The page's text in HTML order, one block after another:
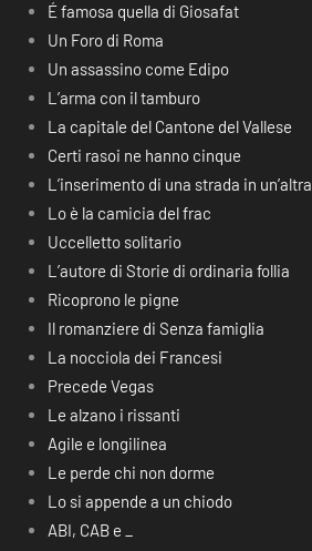
É famosa quella di Giosafat
Un Foro di Roma
Un assassino come Edipo
L’arma con il tamburo
La capitale del Cantone del Vallese
Certi rasoi ne hanno cinque
L’inserimento di una strada in un’altra
Lo è la camicia del frac
Uccelletto solitario
L’autore di Storie di ordinaria follia
Ricoprono le pigne
Il romanziere di Senza famiglia
La nocciola dei Francesi
Precede Vegas
Le alzano i rissanti
Agile e longilinea
Le perde chi non dorme
Lo si appende a un chiodo
ABI, CAB e _